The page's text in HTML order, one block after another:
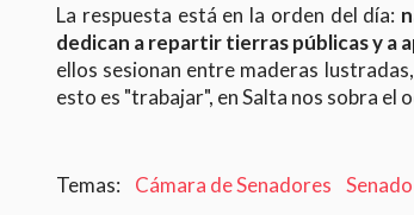
La respuesta está en la orden del día:
dedican a repartir tierras públicas y a
ellos sesionan entre maderas
esto es "trabajar", en Salta nos sobra el
Cámara de Senadores